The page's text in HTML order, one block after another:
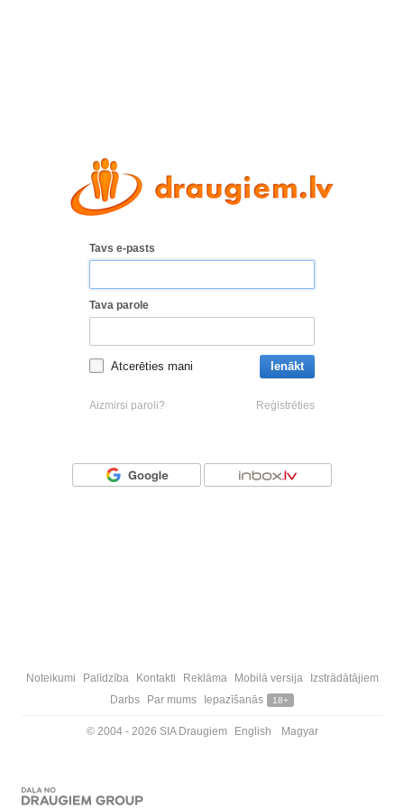
Tavs e-pasts
Tava parole
Atcerēties mani Ienākt
Aizmirsi paroli? Reģistrēties
Noteikumi Palīdzība Kontakti Reklāma Mobilā versija
Izstrādātājiem
Darbs
Par mums Iepazīšanās 18+
© 2004 - 2026 SIA Draugiem English Magyar